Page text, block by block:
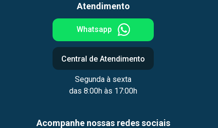
Atendimento
Whatsapp
Central de Atendimento
Segunda à sexta
das 8:00h às 17:00h
Acompanhe nossas redes sociais